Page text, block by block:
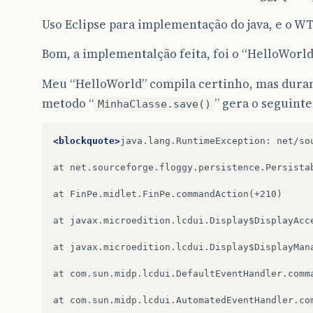
Uso Eclipse para implementação do java, e o
Bom, a implementalção feita, foi o
Meu “HelloWorld” compila certinho, mas
metodo “ MinhaClasse.save() ” gera o
<blockquote>java.lang.RuntimeException: net/
at
at FinPe.midlet.FinPe.commandAction(+210)
at
at
at
at